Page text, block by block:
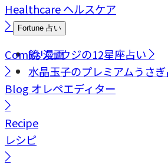
Healthcareヘルスケア
Fortune 占い
鏡リュウジの12星座占い
水晶玉子のプレミアムうさ
Comics漫画
Blog オレペエディター
Recipe
レシピ